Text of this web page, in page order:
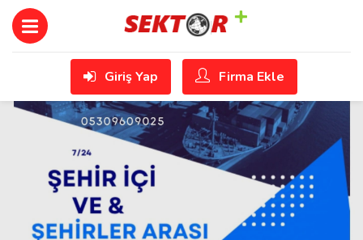
Giriş Yap Firma Ekle